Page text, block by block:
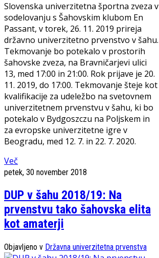
Slovenska univerzitetna športna zveza v
sodelovanju s Šahovskim klubom En
Passant, v torek, 26. 11. 2019 prireja
državno univerzitetno prvenstvo v šahu.
Tekmovanje bo potekalo v prostorih
šahovske zveza, na Bravničarjevi ulici
13, med 17:00 in 21:00. Rok prijave je 20.
11. 2019, do 17:00. Tekmovanje šteje kot
kvalifikacije za udeležbo na svetovnem
univerzitetnem prvenstvu v šahu, ki bo
potekalo v Bydgoszczu na Poljskem in
za evropske univerzitetne igre v
Beogradu, med 12. 7. in 22. 7. 2020.
Več
petek, 30 november 2018
DUP v šahu 2018/19: Na
prvenstvu tako šahovska elita
kot amaterji
Objavljeno v Državna univerzitetna prvenstva